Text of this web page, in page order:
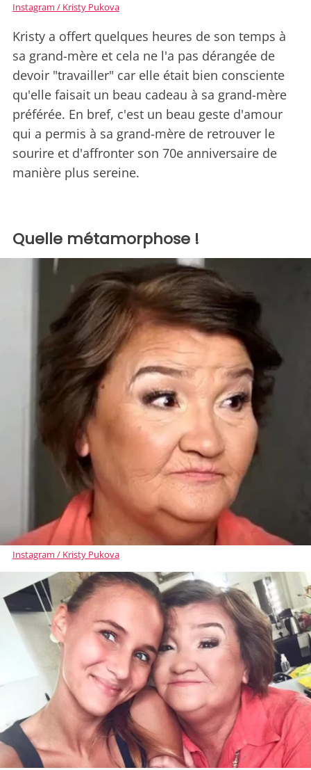
Instagram / Kristy Pukova
Kristy a offert quelques heures de son temps à
sa grand-mère et cela ne l'a pas dérangée de
devoir "travailler" car elle était bien consciente
qu'elle faisait un beau cadeau à sa grand-mère
préférée. En bref, c'est un beau geste d'amour
qui a permis à sa grand-mère de retrouver le
sourire et d'affronter son 70e anniversaire de
manière plus sereine.
Quelle métamorphose !
Instagram / Kristy Pukova